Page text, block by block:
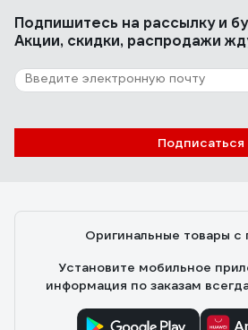
Подпишитесь на рассылкуи
Акции, скидки, распродажи
Подписаться
Оригинальные товары с
Установите мобильное
информация по заказам